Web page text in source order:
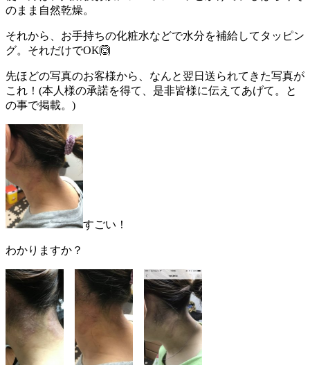
のまま自然乾燥。
それから、お手持ちの化粧水などで水分を補給してタッピン
グ。それだけでOK🙆
先ほどの写真のお客様から、なんと翌日送られてきた写真が
これ！(本人様の承諾を得て、是非皆様に伝えてあげて。と
の事で掲載。)
すごい！
わかりますか？